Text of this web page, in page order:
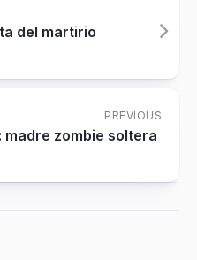
del martirio
PREVIOUS
madre zombie soltera